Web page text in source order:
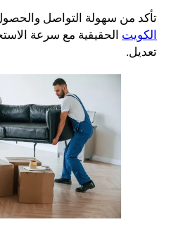
تأكد من سهولة التواصل
الكويت الحقيقية مع سرعة
تعديل.